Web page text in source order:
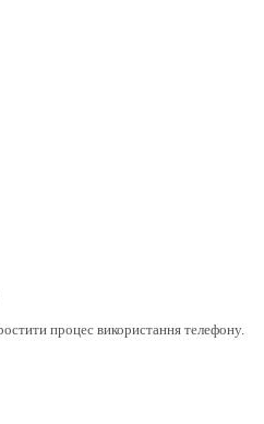
процес використання телефону.